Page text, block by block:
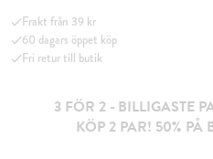
Frakt från 39 kr
60 dagars öppet köp
Fri retur till butik
3 FÖR 2 - BILLIGASTE
KÖP 2 PAR! 50% PÅ